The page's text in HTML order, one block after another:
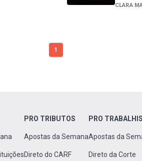
CLARA
1
PRO TRIBUTOS
Apostas da Semana
Direto do CARF
PRO
Apostas da
Direto da Corte